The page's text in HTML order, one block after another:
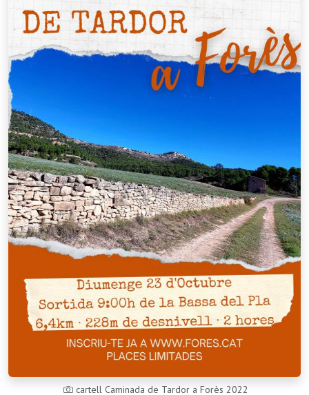
cartell Caminada de Tardor a Forès 2022